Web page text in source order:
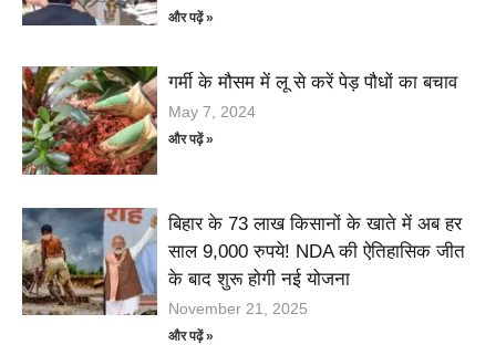
और पढ़ें »
गर्मी के मौसम में लू से करें पेड़ पौधों का बचाव
May 7, 2024
और पढ़ें »
बिहार के 73 लाख किसानों के खाते में अब हर
साल 9,000 रुपये! NDA की ऐतिहासिक जीत
के बाद शुरू होगी नई योजना
November 21, 2025
और पढ़ें »